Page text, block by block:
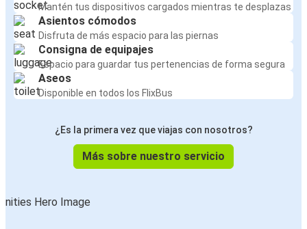
Mantén tus dispositivos cargados mientras te desplazas
Asientos cómodos
Disfruta de más espacio para las piernas
Consigna de equipajes
Espacio para guardar tus pertenencias de forma segura
Aseos
Disponible en todos los FlixBus
¿Es la primera vez que viajas con nosotros?
Más sobre nuestro servicio